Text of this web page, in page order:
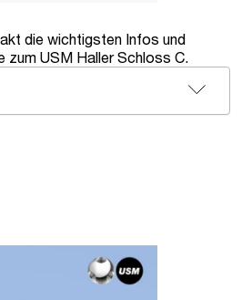
die wichtigsten Infos und
zum USM Haller Schloss C.